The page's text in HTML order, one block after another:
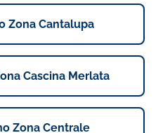
Zona Cantalupa
Cascina Merlata
Zona Centrale